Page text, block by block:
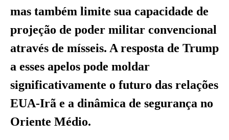
mas também limite sua capacidade de
projeção de poder militar convencional
através de mísseis. A resposta de Trump
a esses apelos pode moldar
significativamente o futuro das relações
EUA-Irã e a dinâmica de segurança no
Oriente Médio.